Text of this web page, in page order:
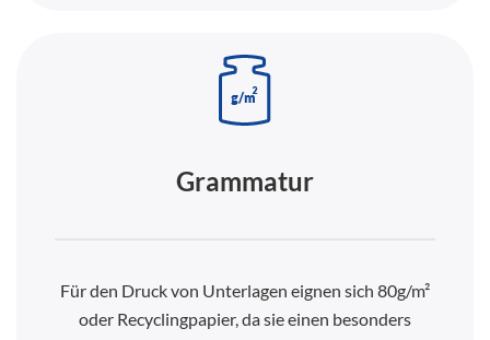
Grammatur
Für den Druck von Unterlagen eignen sich 80g/m²
oder Recyclingpapier, da sie einen besonders